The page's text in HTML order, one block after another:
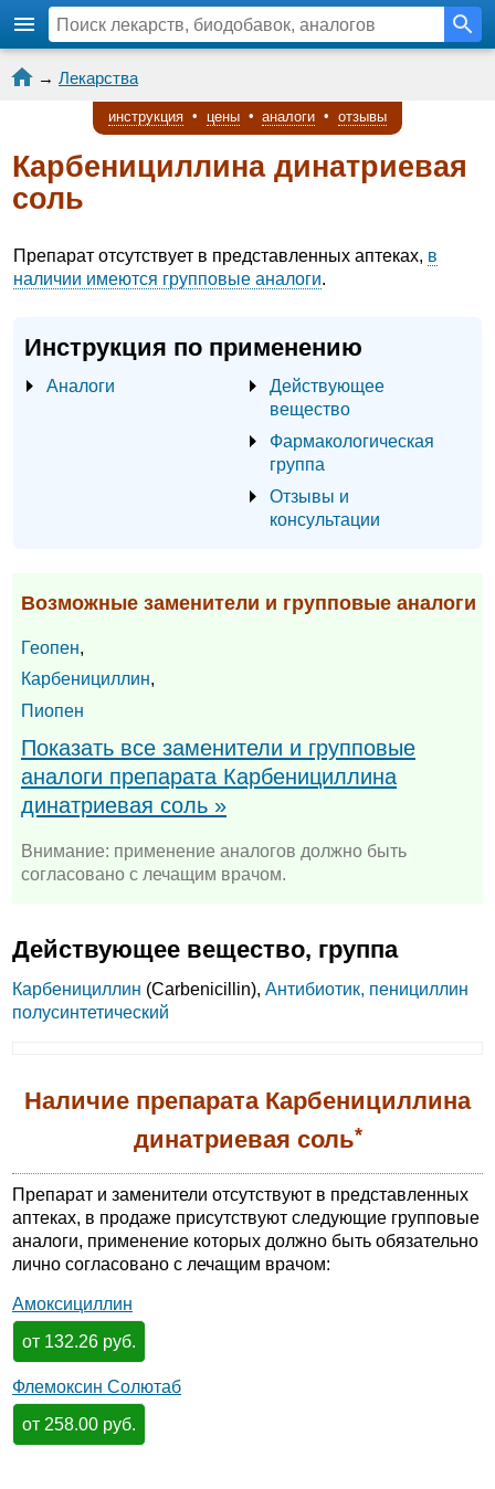
→ Лекарства
инструкция • цены • аналоги • отзывы
Карбенициллина динатриевая
соль
Препарат отсутствует в представленных аптеках, в
наличии имеются групповые аналоги.
Инструкция по применению
Аналоги
Действующее
вещество
Фармакологическая
группа
Отзывы и
консультации
Возможные заменители и групповые аналоги
Геопен,
Карбенициллин,
Пиопен
Показать все заменители и групповые
аналоги препарата Карбенициллина
динатриевая соль »
Внимание: применение аналогов должно быть
согласовано с лечащим врачом.
Действующее вещество, группа
Карбенициллин (Carbenicillin), Антибиотик, пенициллин
полусинтетический
Наличие препарата Карбенициллина
динатриевая соль*
Препарат и заменители отсутствуют в представленных
аптеках, в продаже присутствуют следующие групповые
аналоги, применение которых должно быть обязательно
лично согласовано с лечащим врачом:
Амоксициллин
от 132.26 руб.
Флемоксин Солютаб
от 258.00 руб.